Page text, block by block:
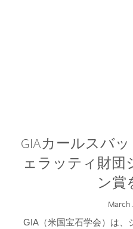
GIAカールスバ
ェラッティ財団
ン賞
March
GIA（米国宝石学会）は、